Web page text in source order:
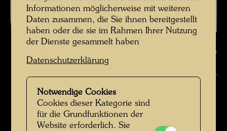
Hundertwasser fotografiert von Karin Székessy-Wunderlich , Fotograf:
Karin Székessy-Wunderlich © Karin Székessy-Wunderlich
Hundertwasser fotografiert von Karin Székessy-
Wunderlich
Bildergalerie öffnen
Informationen möglicherweise mit weiteren
Daten zusammen, die Sie ihnen bereitgestellt
haben oder die sie im Rahmen Ihrer Nutzung
der Dienste gesammelt haben
Datenschutzerklärung
Notwendige Cookies
Cookies dieser Kategorie sind
für die Grundfunktionen der
Website erforderlich. Sie